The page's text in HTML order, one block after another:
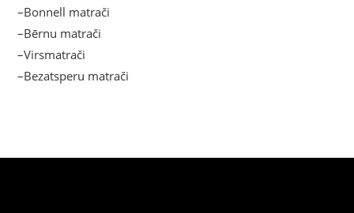
–Bonnell matrači
–Bērnu matrači
–Virsmatrači
–Bezatsperu matrači